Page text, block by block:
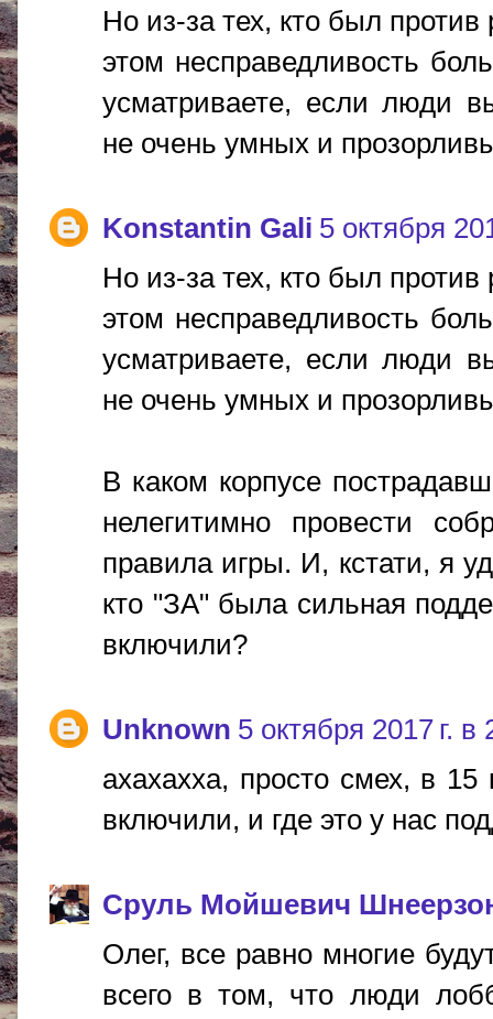
Но из-за тех, кто был
этом несправедливость
усматриваете, если люди
не очень умных и
Konstantin Gali 5 октября
Но из-за тех, кто был
этом несправедливость
усматриваете, если люди
не очень умных и
В каком корпусе
нелегитимно провести
правила игры. И, кстати, я
кто "ЗА" была сильная
включили?
Unknown 5 октября 2017 г. в
ахахахха, просто смех, в
включили, и где это у нас
Сруль Мойшевич
Олег, все равно многие
всего в том, что люди